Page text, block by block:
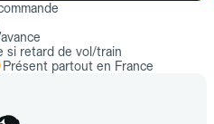
si retard de vol/train
Présent partout en France